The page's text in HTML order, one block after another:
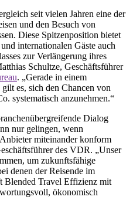
seit vielen Jahren eine der
und den Besuch von
Diese Spitzenposition bietet
internationalen Gäste auch
zur Verlängerung ihres
Schultze, Geschäftsführer
. „Gerade in einem
es, sich den Chancen von
systematisch anzunehmen.“
Dialog
nur gelingen, wenn
miteinander konform
des VDR. „Unser
um zukunftsfähige
denen der Reisende im
Blended Travel Effizienz mit
ökonomisch